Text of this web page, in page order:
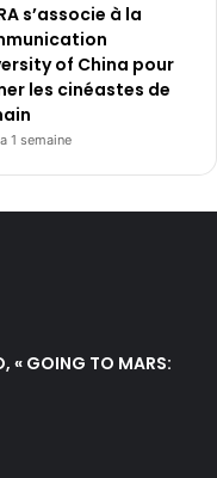
s’associe à la
of China pour
les cinéastes de
1 semaine
GOING TO MARS: